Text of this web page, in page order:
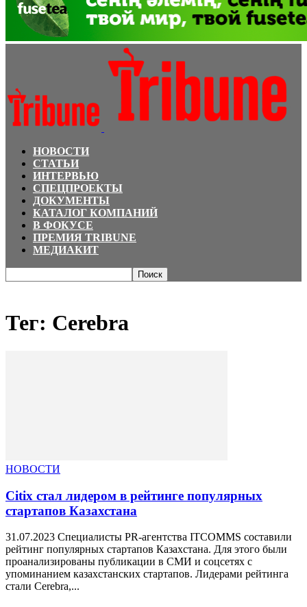
НОВОСТИ
СТАТЬИ
ИНТЕРВЬЮ
СПЕЦПРОЕКТЫ
ДОКУМЕНТЫ
КАТАЛОГ КОМПАНИЙ
В ФОКУСЕ
ПРЕМИЯ TRIBUNE
МЕДИАКИТ
Тег: Cerebra
НОВОСТИ
Citix стал лидером в рейтинге популярных
стартапов Казахстана
31.07.2023 Специалисты PR-агентства ITCOMMS составили
рейтинг популярных стартапов Казахстана. Для этого были
проанализированы публикации в СМИ и соцсетях с
упоминанием казахстанских стартапов. Лидерами рейтинга
стали Cerebra,...